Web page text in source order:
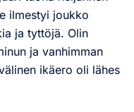
ilmestyi joukko
ja tyttöjä. Olin
ja vanhimman
ikäero oli lähes